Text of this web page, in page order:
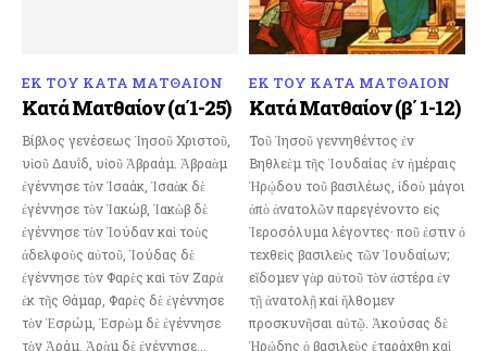
ΕΚ ΤΟΥ ΚΑΤΑ ΜΑΤΘΑΙΟΝ
Κατά Ματθαίον (α΄1-25)
Βίβλος γενέσεως Ἰησοῦ Χριστοῦ,
υἱοῦ Δαυῒδ, υἱοῦ Ἀβραάμ. Ἀβραὰμ
ἐγέννησε τὸν Ἰσαάκ, Ἰσαὰκ δὲ
ἐγέννησε τὸν Ἰακώβ, Ἰακὼβ δὲ
ἐγέννησε τὸν Ἰούδαν καὶ τοὺς
ἀδελφοὺς αὐτοῦ, Ἰούδας δὲ
ἐγέννησε τὸν Φαρὲς καὶ τὸν Ζαρὰ
ἐκ τῆς Θάμαρ, Φαρὲς δὲ ἐγέννησε
τὸν Ἐσρώμ, Ἐσρὼμ δὲ ἐγέννησε
τὸν Ἀράμ, Ἀρὰμ δὲ ἐγέννησε...
ΕΚ ΤΟΥ ΚΑΤΑ ΜΑΤΘΑΙΟΝ
Κατά Ματθαίον (β΄ 1-12)
Τοῦ Ἰησοῦ γεννηθέντος ἐν
Βηθλεὲμ τῆς Ἰουδαίας ἐν ἡμέραις
Ἡρῴδου τοῦ βασιλέως, ἰδοὺ μάγοι
ἀπὸ ἀνατολῶν παρεγένοντο εἰς
Ἱεροσόλυμα λέγοντες· ποῦ ἐστιν ὁ
τεχθεὶς βασιλεὺς τῶν Ἰουδαίων;
εἴδομεν γὰρ αὐτοῦ τὸν ἀστέρα ἐν
τῇ ἀνατολῇ καὶ ἤλθομεν
προσκυνῆσαι αὐτῷ. Ἀκούσας δὲ
Ἡρῴδης ὁ βασιλεὺς ἐταράχθη καὶ